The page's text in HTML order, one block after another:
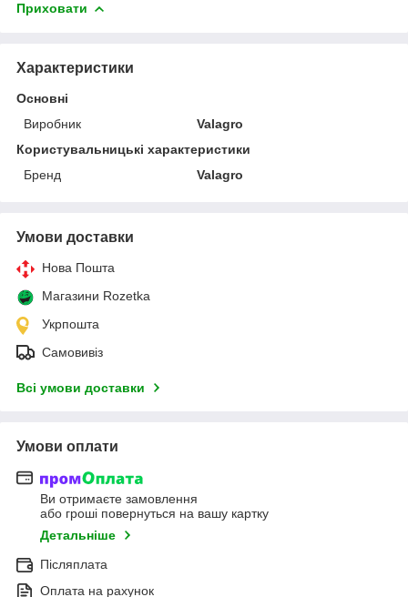
Приховати
Характеристики
Основні
Виробник
Valagro
Користувальницькі характеристики
Бренд
Valagro
Умови доставки
Нова Пошта
Магазини Rozetka
Укрпошта
Самовивіз
Всі умови доставки
Умови оплати
Ви отримаєте замовлення
або гроші повернуться на вашу картку
Детальніше
Післяплата
Оплата на рахунок